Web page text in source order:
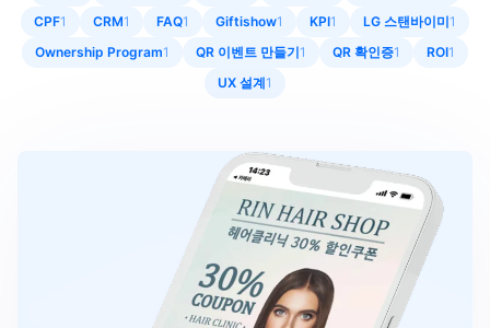
CPF1 CRM1 FAQ1 Giftishow1 KPI1 LG 스탠바이미1
Ownership Program1 QR 이벤트 만들기1 QR 확인증1 ROI1
UX 설계1